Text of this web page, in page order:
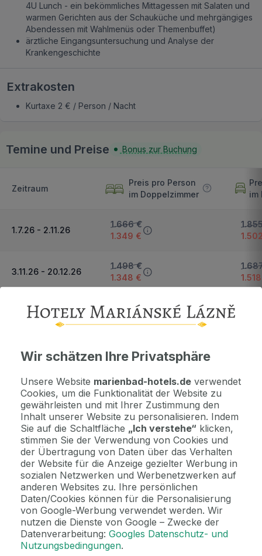
4U Lunch - ein bekömmliches Mittagessen mit Salaten und
warmen Gerichten aus der Schauküche und mehrgängiges
Abendessen mit Wahlmenüs oder Themenbuffet)
ärztliche Eingangsuntersuchung und Analyse der
Krankengeschichte
Extrakosten
Kurtaxe 2 € / Person / Nacht
Temine und Preise Bonus zur Buchung
Zeitraum
Preis pro Person
im Doppelzimmer
im
1.7.26 - 2.11.26
1.666 €
1.349 €
3.11.26 - 20.12.26
1.498 €
1.348 €
21.12.26 - 3.1.27 1.666 €
Wichtige Informationen
Kontaktdaten. Unterkunftsbedingungen und andere...
Als Geschenk kaufen
Machen Sie Freude mit einem Geschenkvoucher
Jetzt bezahlen Sie gar nichts.
Die Zahlungsmodalitäten erhalten Sie zusammen mit dem Angebot
per E-Mail.
2 Gründe, bei uns zu buchen
Bonus zur Buchung
Wir schätzen Ihre Privatsphäre
Unsere Website marienbad-hotels.de verwendet
Cookies, um die Funktionalität der Website zu
gewährleisten und mit Ihrer Zustimmung den
Inhalt unserer Website zu personalisieren. Indem
Sie auf die Schaltfläche „Ich verstehe“ klicken,
stimmen Sie der Verwendung von Cookies und
der Übertragung von Daten über das Verhalten
der Website für die Anzeige gezielter Werbung in
sozialen Netzwerken und Werbenetzwerken auf
anderen Websites zu. Ihre persönlichen
Daten/Cookies können für die Personalisierung
von Google-Werbung verwendet werden. Wir
nutzen die Dienste von Google – Zwecke der
Datenverarbeitung: Googles Datenschutz- und
Nutzungsbedingungen.